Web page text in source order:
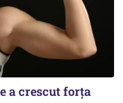
a crescut forța